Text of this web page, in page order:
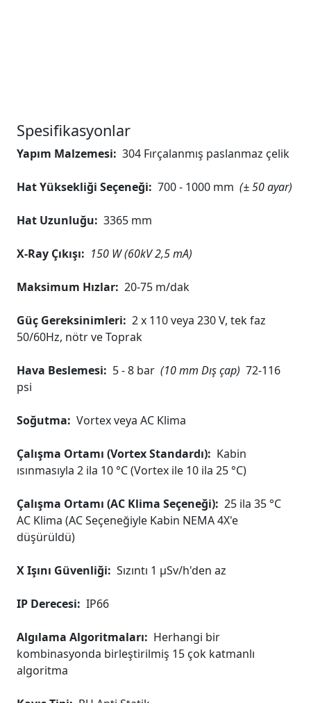
Spesifikasyonlar
Yapım Malzemesi: 304 Fırçalanmış paslanmaz çelik
Hat Yüksekliği Seçeneği: 700 - 1000 mm (± 50 ayar)
Hat Uzunluğu: 3365 mm
X-Ray Çıkışı: 150 W (60kV 2,5 mA)
Maksimum Hızlar: 20-75 m/dak
Güç Gereksinimleri: 2 x 110 veya 230 V, tek faz
50/60Hz, nötr ve Toprak
Hava Beslemesi: 5 - 8 bar (10 mm Dış çap) 72-116
psi
Soğutma: Vortex veya AC Klima
Çalışma Ortamı (Vortex Standardı): Kabin
ısınmasıyla 2 ila 10 °C (Vortex ile 10 ila 25 °C)
Çalışma Ortamı (AC Klima Seçeneği): 25 ila 35 °C
AC Klima (AC Seçeneğiyle Kabin NEMA 4X'e
düşürüldü)
X Işını Güvenliği: Sızıntı 1 µSv/h'den az
IP Derecesi: IP66
Algılama Algoritmaları: Herhangi bir
kombinasyonda birleştirilmiş 15 çok katmanlı
algoritma